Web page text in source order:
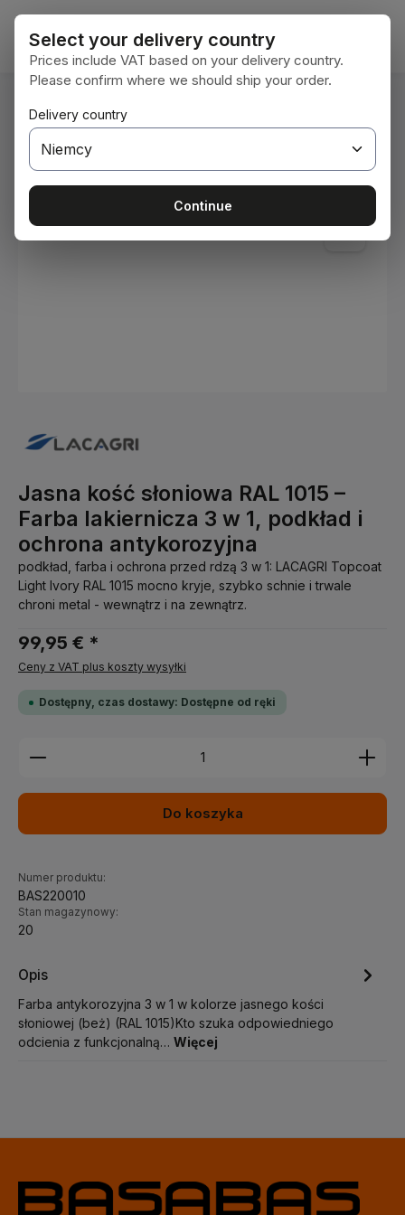
Przejdź do głównej zawartości
Jesteś tutaj: Home
Farby i lakiery
Pomiń galerię zdjęć
Jasna kość słoniowa RAL 1015 –
Farba lakiernicza 3 w 1, podkład i
ochrona antykorozyjna
podkład, farba i ochrona przed rdzą 3 w 1: LACAGRI Topcoat
Light Ivory RAL 1015 mocno kryje, szybko schnie i trwale
chroni metal - wewnątrz i na zewnątrz.
99,95 € *
Ceny z VAT plus koszty wysyłki
Dostępny, czas dostawy: Dostępne od ręki
Ilość produktu: Wprowadź żądaną ilość lub użyj
Do koszyka
Numer produktu:
BAS220010
Stan magazynowy:
20
Opis
Farba antykorozyjna 3 w 1 w kolorze jasnego kości
słoniowej (beż) (RAL 1015)Kto szuka odpowiedniego
odcienia z funkcjonalną… Więcej
Select your delivery country
Prices include VAT based on your delivery country.
Please confirm where we should ship your order.
Delivery country
Continue